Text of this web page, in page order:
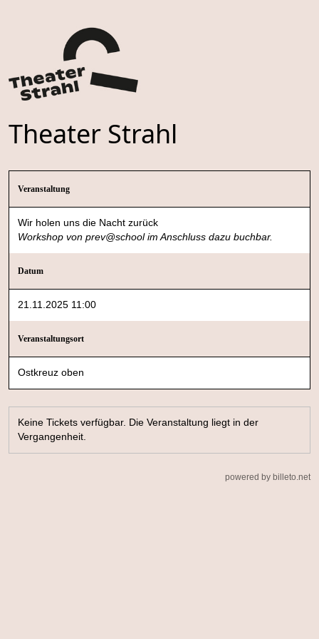
Theater Strahl
Veranstaltung
Wir holen uns die Nacht zurück
Workshop von prev@school im Anschluss dazu buchbar.
Datum
21.11.2025 11:00
Veranstaltungsort
Ostkreuz oben
Keine Tickets verfügbar. Die Veranstaltung liegt in der
Vergangenheit.
powered by billeto.net